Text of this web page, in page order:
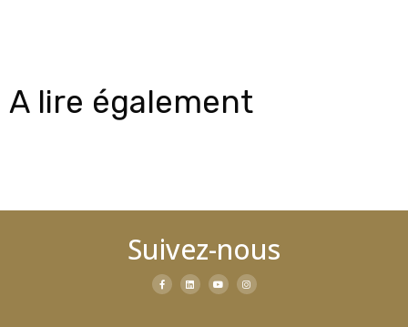
A lire également
Suivez-nous